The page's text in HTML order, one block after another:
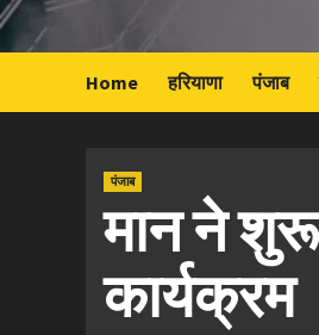
Home हरियाणा पंजाब
पंजाब
मान ने शुरू
कार्यक्रम